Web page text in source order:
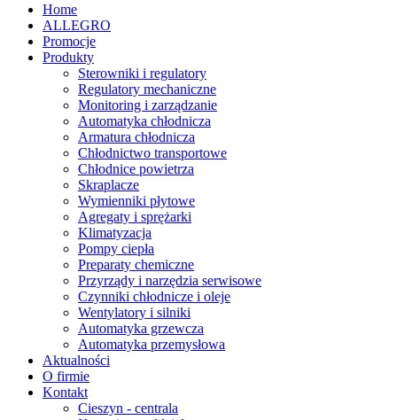
Home
ALLEGRO
Promocje
Produkty
Sterowniki i regulatory
Regulatory mechaniczne
Monitoring i zarządzanie
Automatyka chłodnicza
Armatura chłodnicza
Chłodnictwo transportowe
Chłodnice powietrza
Skraplacze
Wymienniki płytowe
Agregaty i sprężarki
Klimatyzacja
Pompy ciepła
Preparaty chemiczne
Przyrządy i narzędzia serwisowe
Czynniki chłodnicze i oleje
Wentylatory i silniki
Automatyka grzewcza
Automatyka przemysłowa
Aktualności
O firmie
Kontakt
Cieszyn - centrala